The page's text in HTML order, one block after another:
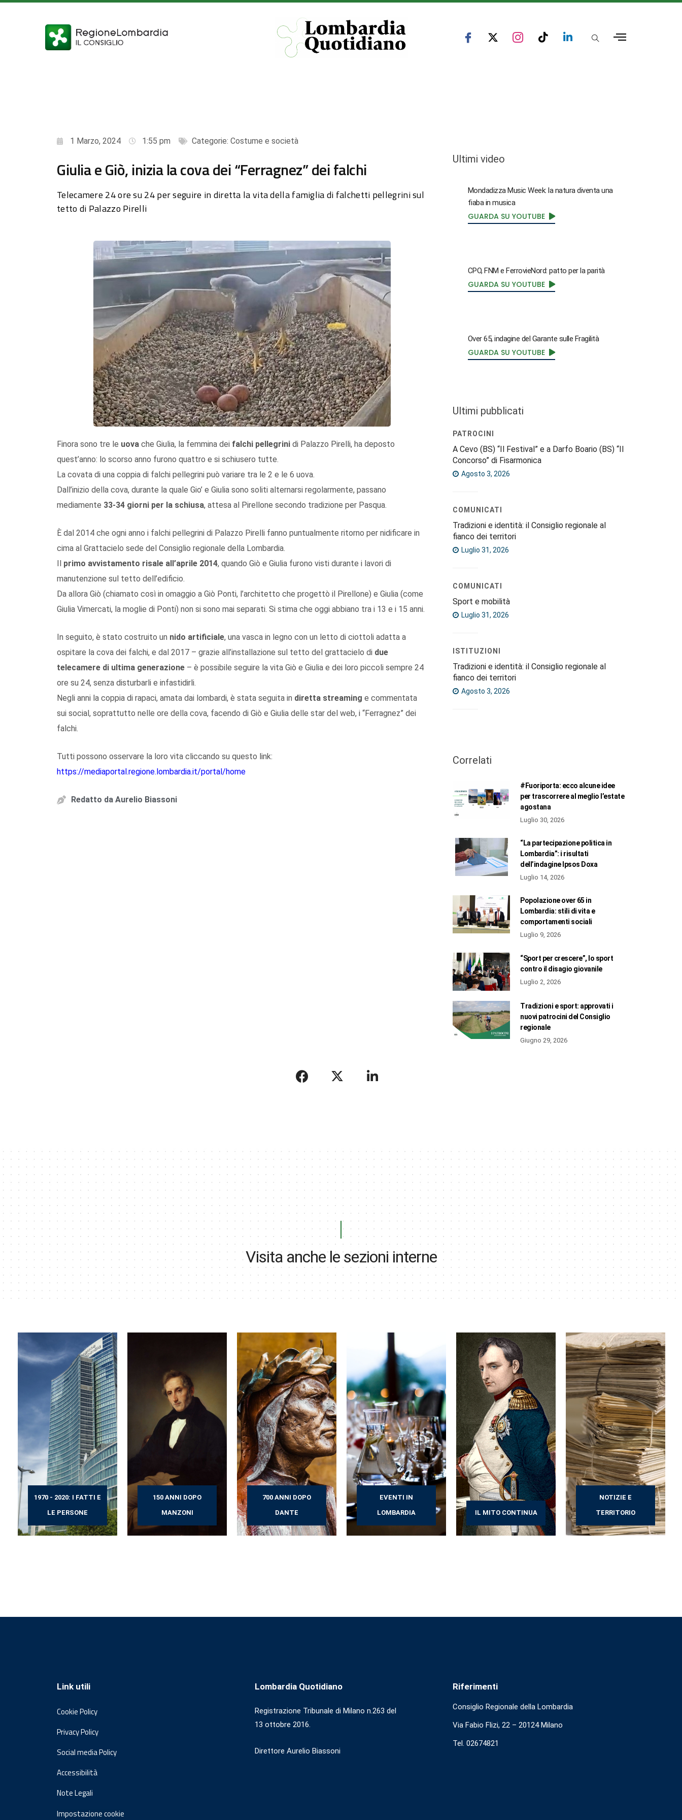
1 Marzo, 2024 1:55 pm Categorie: Costume e società
Giulia e Giò, inizia la cova dei “Ferragnez” dei falchi
Telecamere 24 ore su 24 per seguire in diretta la vita della famiglia di falchetti pellegrini sul
tetto di Palazzo Pirelli
Finora sono tre le uova che Giulia, la femmina dei falchi pellegrini di Palazzo Pirelli, ha deposto
quest’anno: lo scorso anno furono quattro e si schiusero tutte.
La covata di una coppia di falchi pellegrini può variare tra le 2 e le 6 uova.
Dall’inizio della cova, durante la quale Gio’ e Giulia sono soliti alternarsi regolarmente, passano
mediamente 33-34 giorni per la schiusa, attesa al Pirellone secondo tradizione per Pasqua.
È dal 2014 che ogni anno i falchi pellegrini di Palazzo Pirelli fanno puntualmente ritorno per nidificare in
cima al Grattacielo sede del Consiglio regionale della Lombardia.
Il primo avvistamento risale all’aprile 2014, quando Giò e Giulia furono visti durante i lavori di
manutenzione sul tetto dell’edificio.
Da allora Giò (chiamato così in omaggio a Giò Ponti, l’architetto che progettò il Pirellone) e Giulia (come
Giulia Vimercati, la moglie di Ponti) non si sono mai separati. Si stima che oggi abbiano tra i 13 e i 15 anni.
In seguito, è stato costruito un nido artificiale, una vasca in legno con un letto di ciottoli adatta a
ospitare la cova dei falchi, e dal 2017 – grazie all’installazione sul tetto del grattacielo di due
telecamere di ultima generazione – è possibile seguire la vita Giò e Giulia e dei loro piccoli sempre 24
ore su 24, senza disturbarli e infastidirli.
Negli anni la coppia di rapaci, amata dai lombardi, è stata seguita in diretta streaming e commentata
sui social, soprattutto nelle ore della cova, facendo di Giò e Giulia delle star del web, i “Ferragnez” dei
falchi.
Tutti possono osservare la loro vita cliccando su questo link:
https://mediaportal.regione.lombardia.it/portal/home
Redatto da Aurelio Biassoni
Ultimi video
Mondadizza Music Week: la natura diventa una
fiaba in musica
GUARDA SU YOUTUBE
CPO, FNM e FerrovieNord: patto per la parità
GUARDA SU YOUTUBE
Over 65, indagine del Garante sulle Fragilità
GUARDA SU YOUTUBE
Ultimi pubblicati
PATROCINI
A Cevo (BS) “Il Festival” e a Darfo Boario (BS) “Il
Concorso” di Fisarmonica
Agosto 3, 2026
COMUNICATI
Tradizioni e identità: il Consiglio regionale al
fianco dei territori
Luglio 31, 2026
COMUNICATI
Sport e mobilità
Luglio 31, 2026
ISTITUZIONI
Tradizioni e identità: il Consiglio regionale al
fianco dei territori
Agosto 3, 2026
Correlati
#Fuoriporta: ecco alcune idee
per trascorrere al meglio l’estate
agostana
Luglio 30, 2026
“La partecipazione politica in
Lombardia”: i risultati
dell’indagine Ipsos Doxa
Luglio 14, 2026
Popolazione over 65 in
Lombardia: stili di vita e
comportamenti sociali
Luglio 9, 2026
“Sport per crescere”, lo sport
contro il disagio giovanile
Luglio 2, 2026
Tradizioni e sport: approvati i
nuovi patrocini del Consiglio
regionale
Giugno 29, 2026
Visita anche le sezioni interne
1970 - 2020: I FATTI E
LE PERSONE
150 ANNI DOPO
MANZONI
700 ANNI DOPO
DANTE
EVENTI IN
LOMBARDIA
IL MITO CONTINUA
NOTIZIE E
TERRITORIO
Link utili
Cookie Policy
Privacy Policy
Social media Policy
Accessibilità
Note Legali
Impostazione cookie
Lombardia Quotidiano
Registrazione Tribunale di Milano n.263 del
13 ottobre 2016.
Direttore Aurelio Biassoni
Riferimenti
Consiglio Regionale della Lombardia
Via Fabio Flizi, 22 – 20124 Milano
Tel. 02674821